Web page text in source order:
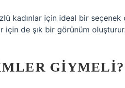
kadınlar için ideal bir seçenek
için de şık bir görünüm
GIYMELI?